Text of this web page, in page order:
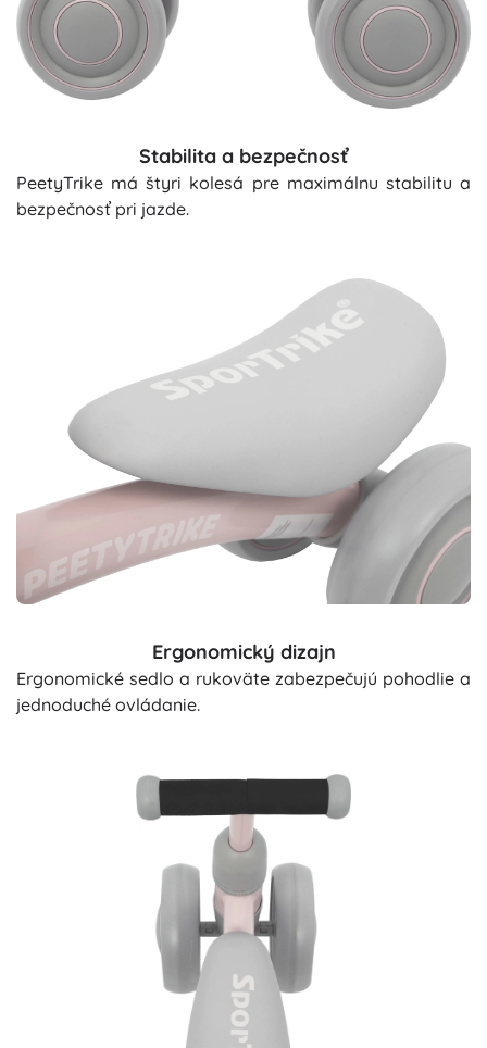
Stabilita a bezpečnosť
PeetyTrike má štyri kolesá pre maximálnu stabilitu a
bezpečnosť pri jazde.
Ergonomický dizajn
Ergonomické sedlo a rukoväte zabezpečujú pohodlie a
jednoduché ovládanie.